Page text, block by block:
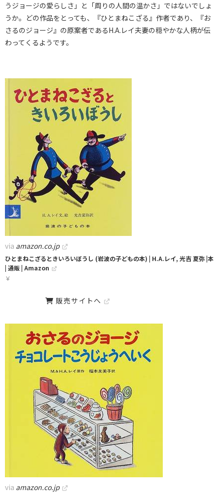
うジョージの愛らしさ」と「周りの人間の温かさ」ではないでしょ
うか。どの作品をとっても、『ひとまねこざる』作者であり、『お
さるのジョージ』の原案者であるH.A.レイ夫妻の穏やかな人柄が伝
わってくるようです。
via amazon.co.jp
ひとまねこざるときいろいぼうし (岩波の子どもの本) | H.A.レイ, 光吉 夏弥 |本
| 通販 | Amazon
￥
販売サイトへ
via amazon.co.jp